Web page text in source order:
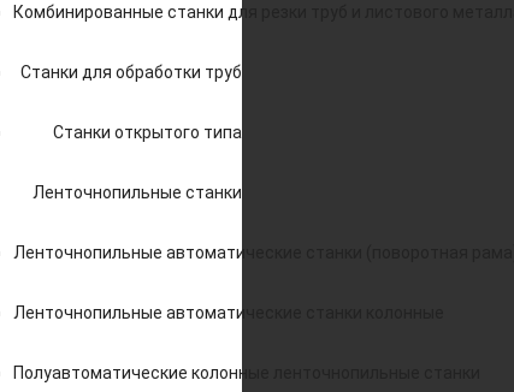
Комбинированные станки для резки труб и листового металла
Станки для обработки труб
Станки открытого типа
Ленточнопильные станки
Ленточнопильные автоматические станки (поворотная рама)
Ленточнопильные автоматические станки колонные
Полуавтоматические колонные ленточнопильные станки